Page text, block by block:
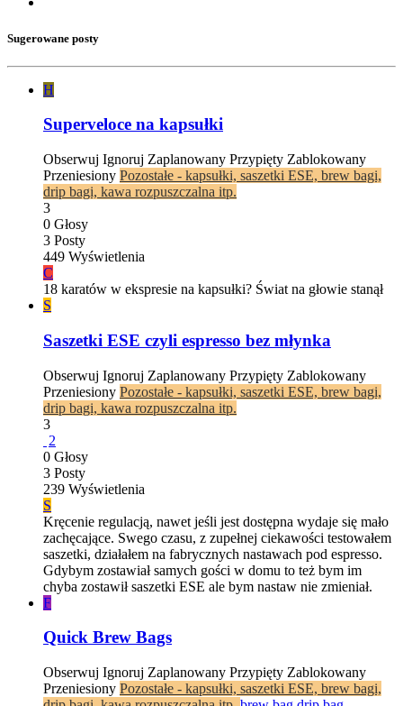
Sugerowane posty
H
Superveloce na kapsułki
Obserwuj Ignoruj Zaplanowany Przypięty Zablokowany
Przeniesiony Pozostałe - kapsułki, saszetki ESE, brew bagi,
drip bagi, kawa rozpuszczalna itp.
3
0 Głosy
3 Posty
449 Wyświetlenia
C
18 karatów w ekspresie na kapsułki? Świat na głowie stanął
S
Saszetki ESE czyli espresso bez młynka
Obserwuj Ignoruj Zaplanowany Przypięty Zablokowany
Przeniesiony Pozostałe - kapsułki, saszetki ESE, brew bagi,
drip bagi, kawa rozpuszczalna itp.
3
2
0 Głosy
3 Posty
239 Wyświetlenia
S
Kręcenie regulacją, nawet jeśli jest dostępna wydaje się mało
zachęcające. Swego czasu, z zupełnej ciekawości testowałem
saszetki, działałem na fabrycznych nastawach pod espresso.
Gdybym zostawiał samych gości w domu to też bym im
chyba zostawił saszetki ESE ale bym nastaw nie zmieniał.
F
Quick Brew Bags
Obserwuj Ignoruj Zaplanowany Przypięty Zablokowany
Przeniesiony Pozostałe - kapsułki, saszetki ESE, brew bagi,